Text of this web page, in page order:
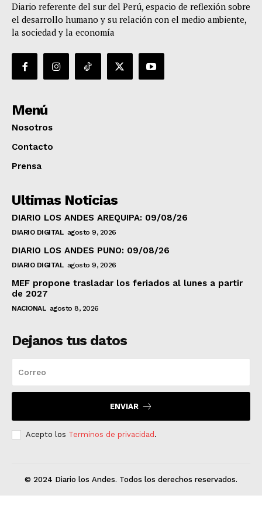
Diario referente del sur del Perú, espacio de reflexión sobre
el desarrollo humano y su relación con el medio ambiente,
la sociedad y la economía
Menú
Nosotros
Contacto
Prensa
Ultimas Noticias
DIARIO LOS ANDES AREQUIPA: 09/08/26
DIARIO DIGITAL agosto 9, 2026
DIARIO LOS ANDES PUNO: 09/08/26
DIARIO DIGITAL agosto 9, 2026
MEF propone trasladar los feriados al lunes a partir
de 2027
NACIONAL agosto 8, 2026
Dejanos tus datos
ENVIAR
Acepto los Terminos de privacidad.
© 2024 Diario los Andes. Todos los derechos reservados.